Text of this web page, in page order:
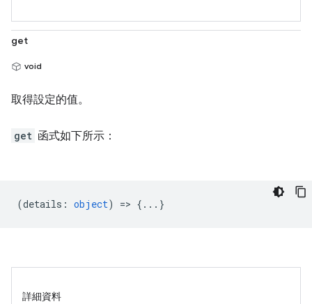
get
void
取得設定的值。
get 函式如下所示：
(details : object) => {...}
詳細資料